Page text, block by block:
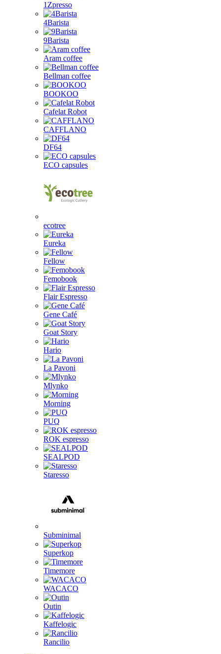
1Zpresso
4Barista
9Barista
Aram coffee
Bellman coffee
BOOKOO
Cafelat Robot
CAFFLANO
DF64
ECO capsules
ecotree
Eureka
Fellow
Femobook
Flair Espresso
Gene Café
Goat Story
Hario
La Pavoni
Mlynko
Morning
PUQ
ROK espresso
SEALPOD
Staresso
Subminimal
Superkop
Timemore
WACACO
Outin
Kaffelogic
Rancilio